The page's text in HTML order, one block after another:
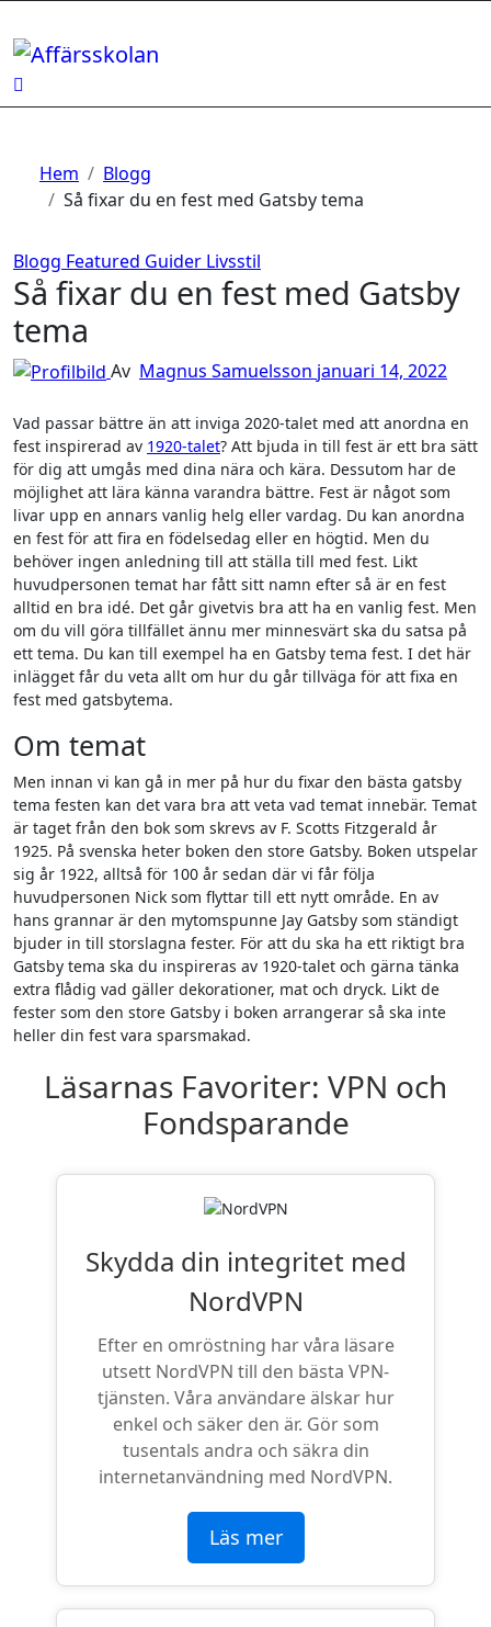
till
innehåll
Hem
Blogg
Så fixar du en fest med Gatsby tema
Blogg Featured Guider Livsstil
Så fixar du en fest med Gatsby
tema
Av Magnus Samuelsson januari 14, 2022
Vad passar bättre än att inviga 2020-talet med att anordna en
fest inspirerad av 1920-talet? Att bjuda in till fest är ett bra sätt
för dig att umgås med dina nära och kära. Dessutom har de
möjlighet att lära känna varandra bättre. Fest är något som
livar upp en annars vanlig helg eller vardag. Du kan anordna
en fest för att fira en födelsedag eller en högtid. Men du
behöver ingen anledning till att ställa till med fest. Likt
huvudpersonen temat har fått sitt namn efter så är en fest
alltid en bra idé. Det går givetvis bra att ha en vanlig fest. Men
om du vill göra tillfället ännu mer minnesvärt ska du satsa på
ett tema. Du kan till exempel ha en Gatsby tema fest. I det här
inlägget får du veta allt om hur du går tillväga för att fixa en
fest med gatsbytema.
Om temat
Men innan vi kan gå in mer på hur du fixar den bästa gatsby
tema festen kan det vara bra att veta vad temat innebär. Temat
är taget från den bok som skrevs av F. Scotts Fitzgerald år
1925. På svenska heter boken den store Gatsby. Boken utspelar
sig år 1922, alltså för 100 år sedan där vi får följa
huvudpersonen Nick som flyttar till ett nytt område. En av
hans grannar är den mytomspunne Jay Gatsby som ständigt
bjuder in till storslagna fester. För att du ska ha ett riktigt bra
Gatsby tema ska du inspireras av 1920-talet och gärna tänka
extra flådig vad gäller dekorationer, mat och dryck. Likt de
fester som den store Gatsby i boken arrangerar så ska inte
heller din fest vara sparsmakad.
Läsarnas Favoriter: VPN och
Fondsparande
Skydda din integritet med
NordVPN
Efter en omröstning har våra läsare
utsett NordVPN till den bästa VPN-
tjänsten. Våra användare älskar hur
enkel och säker den är. Gör som
tusentals andra och säkra din
internetanvändning med NordVPN.
Läs mer